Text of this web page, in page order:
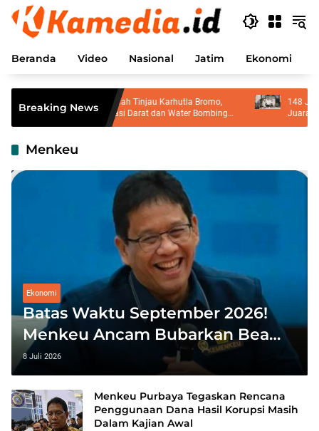
Langsung
konten
Beranda Video Nasional Jatim Ekonomi
Breaking News
Gubernur Khofifah Tinjau Karhutla Bromo,
Pastikan Operasi Darat dan Water Bombing
Dimaksimalkan
148 Jepretan,
Juara Lomba
Menkeu
Ekonomi
Batas Waktu September 2026!
Menkeu Ancam Bubarkan Bea
Cukai Jika Gagal Berbenah
8 Juli 2026
Menkeu Purbaya Tegaskan Rencana
Penggunaan Dana Hasil Korupsi Masih
Dalam Kajian Awal